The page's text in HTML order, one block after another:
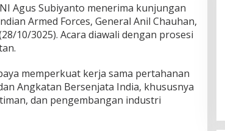
Agus Subiyanto menerima kunjungan
Armed Forces, General Anil Chauhan,
10/3025). Acara diawali dengan prosesi
memperkuat kerja sama pertahanan
Angkatan Bersenjata India, khususnya
dan pengembangan industri
Pejabat Negara Terima Warga
Kehormatan dan Brevet Korps
Marinir
In Nasional | August 5, 2026